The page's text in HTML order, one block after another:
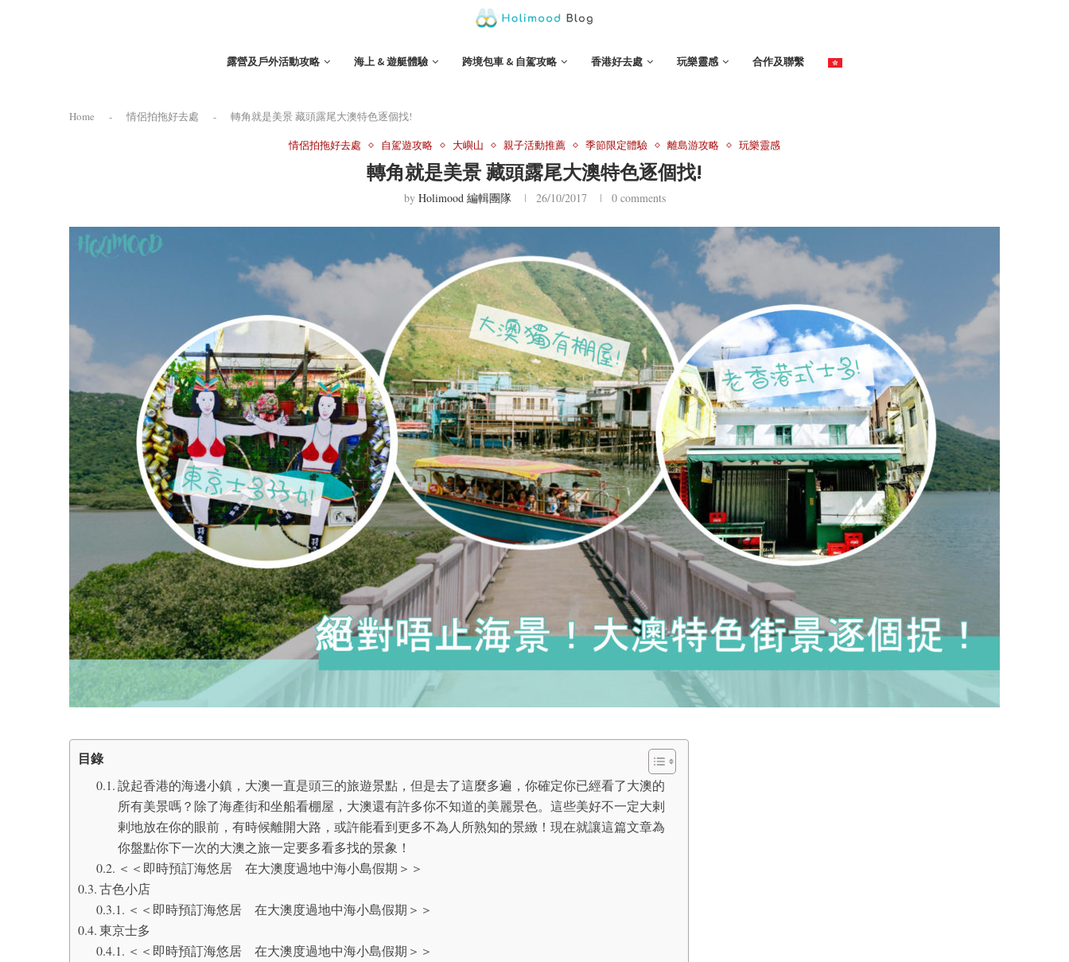
露營及戶外活動攻略 海上 & 遊艇體驗 跨境包車 & 自駕攻略 香港好去處 玩樂靈感 合作及聯繫
Home - 情侶拍拖好去處 -
轉角就是美景 藏頭露尾大澳特色逐個找!
情侶拍拖好去處
自駕遊攻略 大嶼山 親子活動推薦 季節限定體驗 離島游攻略 玩樂靈感
轉角就是美景 藏頭露尾大澳特色逐個找!
by Holimood 編輯團隊 26/10/2017 0 comments
目錄
說起香港的海邊小鎮，大澳一直是頭三的旅遊景點，但是去了這麼多遍，你確定你已經看了大澳的
所有美景嗎？除了海產街和坐船看棚屋，大澳還有許多你不知道的美麗景色。這些美好不一定大剌
剌地放在你的眼前，有時候離開大路，或許能看到更多不為人所熟知的景緻！現在就讓這篇文章為
你盤點你下一次的大澳之旅一定要多看多找的景象！
＜＜即時預訂海悠居 在大澳度過地中海小島假期＞＞
古色小店
＜＜即時預訂海悠居 在大澳度過地中海小島假期＞＞
東京士多
＜＜即時預訂海悠居 在大澳度過地中海小島假期＞＞